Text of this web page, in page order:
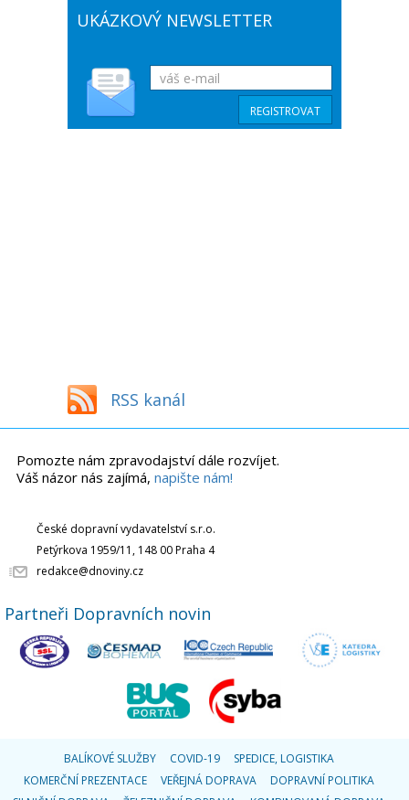
UKÁZKOVÝ NEWSLETTER
RSS kanál
Pomozte nám zpravodajství dále rozvíjet.
Váš názor nás zajímá, napište nám!
České dopravní vydavatelství s.r.o.
Petýrkova 1959/11, 148 00 Praha 4
redakce@dnoviny.cz
Partneři Dopravních novin
BALÍKOVÉ SLUŽBY COVID-19
SPEDICE, LOGISTIKA
KOMERČNÍ PREZENTACE
VEŘEJNÁ DOPRAVA
DOPRAVNÍ POLITIKA